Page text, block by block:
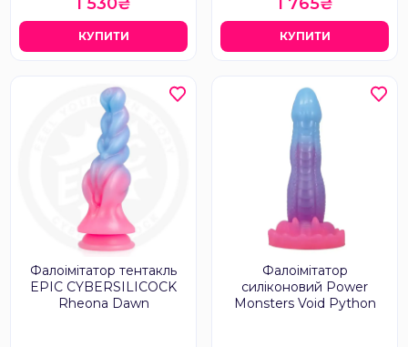
КУПИТИ КУПИТИ
Фалоімітатор тентакль
EPIC CYBERSILICOCK
Rheona Dawn
Фалоімітатор
силіконовий Power
Monsters Void Python